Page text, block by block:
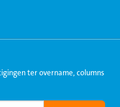
ter overname, columns